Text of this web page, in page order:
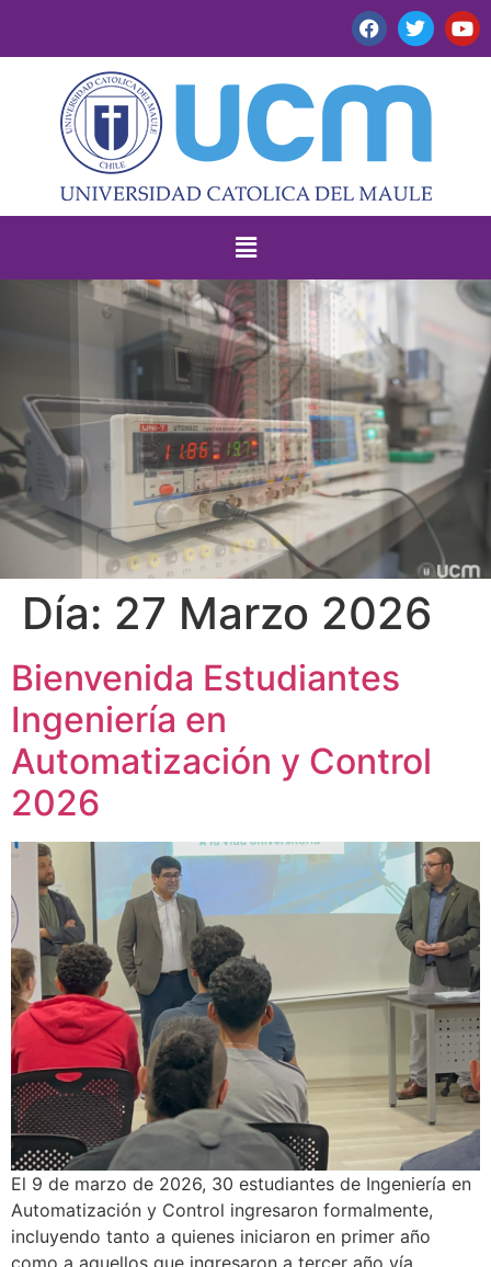
Día: 27 Marzo 2026
Bienvenida Estudiantes
Ingeniería en
Automatización y Control
2026
El 9 de marzo de 2026, 30 estudiantes de Ingeniería en
Automatización y Control ingresaron formalmente,
incluyendo tanto a quienes iniciaron en primer año
como a aquellos que ingresaron a tercer año vía